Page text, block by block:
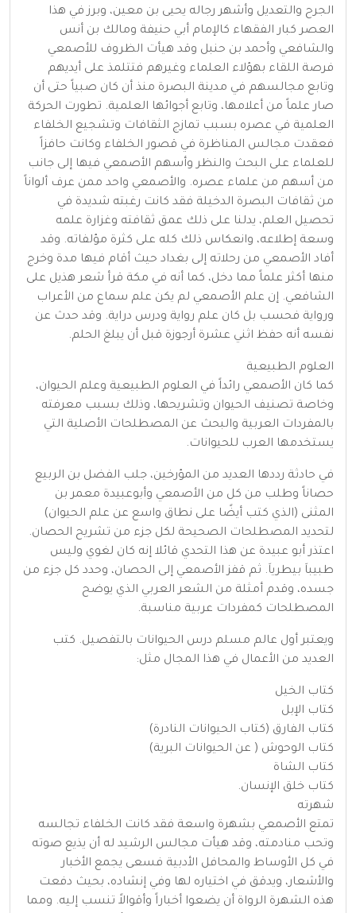
الجرح والتعديل وأشهر رجاله يحيى بن معين، وبرز في هذا
العصر كبار الفقهاء كالإمام أبي حنيفة ومالك بن أنس
والشافعي وأحمد بن حنبل وقد هيأت الظروف للأصمعي
فرصة اللقاء بهؤلاء العلماء وغيرهم فتتلمذ على أيديهم
وتابع مجالسهم في مدينة البصرة منذ أن كان صبياً حتى أن
صار علماً من أعلامها، وتابع أجوائها العلمية. تطورت الحركة
العلمية في عصره بسبب تمازج الثقافات وتشجيع الخلفاء
فعقدت مجالس المناظرة في قصور الخلفاء وكانت حافزاً
للعلماء على البحث والنظر وأسهم الأصمعي فيها إلى جانب
من أسهم من علماء عصره. والأصمعي واحد ممن عرف ألواناً
من ثقافات البصرة الدخيلة فقد كانت رغبته شديدة في
تحصيل العلم، يدلنا على ذلك عمق ثقافته وغزارة علمه
وسعة إطلاعه، وانعكاس ذلك كله على كثرة مؤلفاته. وقد
أفاد الأصمعي من رحلاته إلى بغداد حيث أقام فيها مدة وخرج
منها أكثر علماً مما دخل، كما أنه في مكة قرأ شعر هذيل على
الشافعي. إن علم الأصمعي لم يكن علم سماع من الأعراب
ورواية فحسب بل كان علم رواية ودرس دراية. وقد حدث عن
نفسه أنه حفظ اثني عشرة أرجوزة قبل أن يبلغ الحلم.
العلوم الطبيعية
كما كان الأصمعي رائداً في العلوم الطبيعية وعلم الحيوان،
وخاصة تصنيف الحيوان وتشريحها، وذلك بسبب معرفته
بالمفردات العربية والبحث عن المصطلحات الأصلية التي
يستخدمها العرب للحيوانات.
في حادثة رددها العديد من المؤرخين، جلب الفضل بن الربيع
حصاناً وطلب من كل من الأصمعي وأبوعبيدة معمر بن
المثنى (الذي كتب أيضًا على نطاق واسع عن علم الحيوان)
لتحديد المصطلحات الصحيحة لكل جزء من تشريح الحصان.
اعتذر أبو عبيدة عن هذا التحدي قائلا إنه كان لغوي وليس
طبيباَ بيطرياَ. ثم قفز الأصمعي إلى الحصان، وحدد كل جزء من
جسده، وقدم أمثلة من الشعر العربي الذي يوضح
المصطلحات كمفردات عربية مناسبة.
ويعتبر أول عالم مسلم درس الحيوانات بالتفصيل. كتب
العديد من الأعمال في هذا المجال مثل:
كتاب الخيل
كتاب الإبل
كتاب الفارق (كتاب الحيوانات النادرة)
كتاب الوحوش ( عن الحيوانات البرية)
كتاب الشاة
كتاب خلق الإنسان.
شهرته
تمتع الأصمعي بشهرة واسعة فقد كانت الخلفاء تجالسه
وتحب منادمته، وقد هيأت مجالس الرشيد له أن يذيع صوته
في كل الأوساط والمحافل الأدبية فسعى يجمع الأخبار
والأشعار، ويدقق في اختياره لها وفي إنشاده، بحيث دفعت
هذه الشهرة الرواة أن يضعوا أخباراً وأقوالاً تنسب إليه. ومما